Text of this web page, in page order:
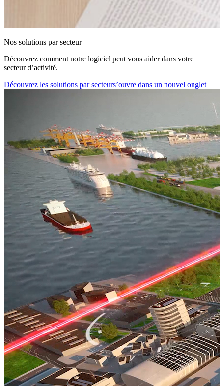
Nos solutions par secteur
Découvrez comment notre logiciel peut vous aider dans votre
secteur d’activité.
Découvrez les solutions par secteurs’ouvre dans un nouvel onglet